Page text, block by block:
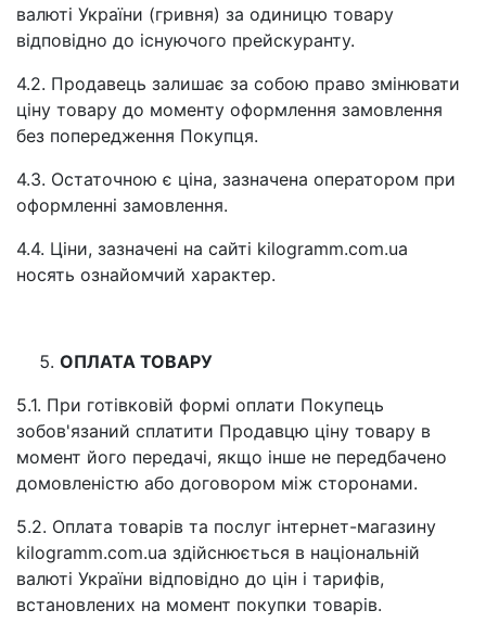
валюті України (гривня) за одиницю товару
відповідно до існуючого прейскуранту.
4.2. Продавець залишає за собою право змінювати
ціну товару до моменту оформлення замовлення
без попередження Покупця.
4.3. Остаточною є ціна, зазначена оператором при
оформленні замовлення.
4.4. Ціни, зазначені на сайті kilogramm.com.ua
носять ознайомчий характер.
ОПЛАТА ТОВАРУ
5.1. При готівковій формі оплати Покупець
зобов'язаний сплатити Продавцю ціну товару в
момент його передачі, якщо інше не передбачено
домовленістю або договором між сторонами.
5.2. Оплата товарів та послуг інтернет-магазину
kilogramm.com.ua здійснюється в національній
валюті України відповідно до цін і тарифів,
встановлених на момент покупки товарів.